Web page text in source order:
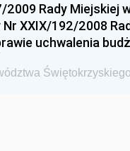
2009 Rady Miejskiej
XXIX/192/2008
uchwalenia